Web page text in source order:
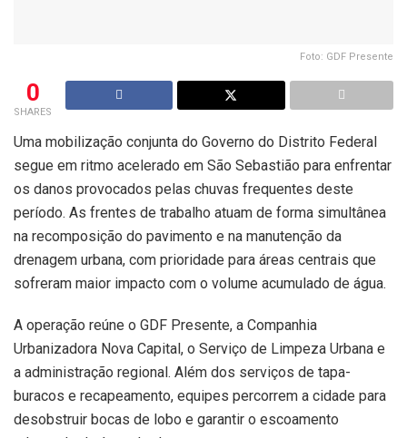
Foto: GDF Presente
0
SHARES
Uma mobilização conjunta do Governo do Distrito Federal
segue em ritmo acelerado em São Sebastião para enfrentar
os danos provocados pelas chuvas frequentes deste
período. As frentes de trabalho atuam de forma simultânea
na recomposição do pavimento e na manutenção da
drenagem urbana, com prioridade para áreas centrais que
sofreram maior impacto com o volume acumulado de água.
A operação reúne o GDF Presente, a Companhia
Urbanizadora Nova Capital, o Serviço de Limpeza Urbana e
a administração regional. Além dos serviços de tapa-
buracos e recapeamento, equipes percorrem a cidade para
desobstruir bocas de lobo e garantir o escoamento